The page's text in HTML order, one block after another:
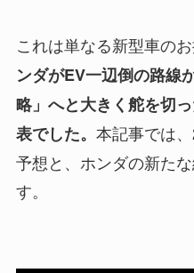
これは単なる新型車の
ンダがEV一辺倒の路線
略」へと大きく舵を切
表でした。 本記事では
予想と、ホンダの新た
す。